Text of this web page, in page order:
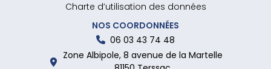
Charte d’utilisation des données
NOS COORDONNÉES
06 03 43 74 48
Zone Albipole, 8 avenue de la Martelle